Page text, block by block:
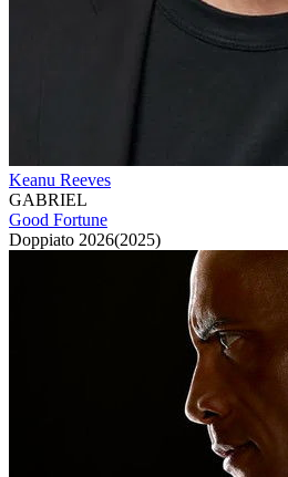
Keanu Reeves
GABRIEL
Good Fortune
Doppiato 2026(2025)